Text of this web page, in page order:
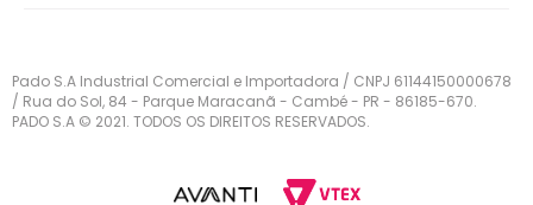
Pado S.A Industrial Comercial e Importadora / CNPJ 61144150000678
/ Rua do Sol, 84 - Parque Maracanã - Cambé - PR - 86185-670.
PADO S.A © 2021. TODOS OS DIREITOS RESERVADOS.